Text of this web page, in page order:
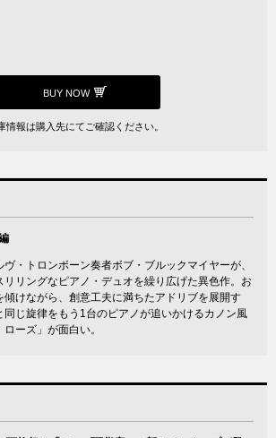
BUY NOW
情報は購入先にてご確認ください。
・トロンボーン奏者ボブ・ブルックマイヤーが、
リリングなピアノ・デュオを繰り広げた異色作。お
傾けながら、創意工夫に満ちたアドリブを展開す
同じ旋律をもう1台のピアノが追いかけるカノン風
ーズ」が面白い。